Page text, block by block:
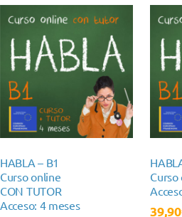
HABLA – B1
Curso online
CON TUTOR
Acceso: 4 meses
39,90